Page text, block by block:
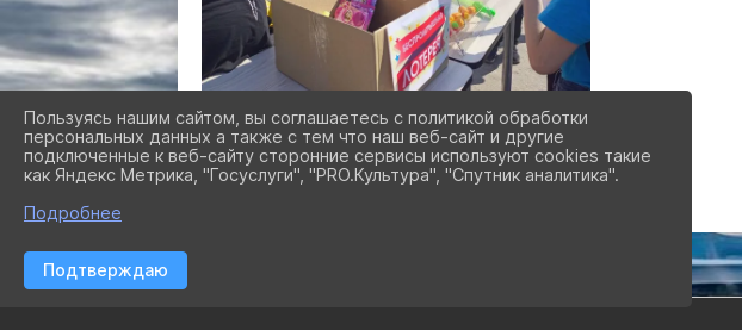
Пользуясь нашим сайтом, вы соглашаетесь с политикой обработки
персональных данных а также с тем что наш веб-сайт и другие
подключенные к веб-сайту сторонние сервисы используют cookies такие
как Яндекс Метрика, "Госуслуги", "PRO.Культура", "Спутник аналитика".
Подробнее
Подтверждаю